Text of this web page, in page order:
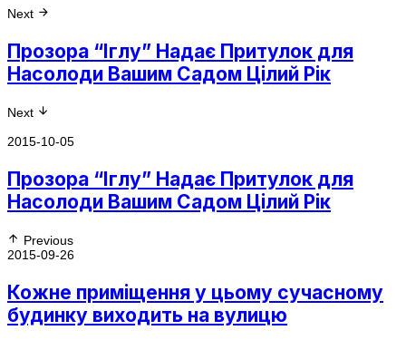
Next
Прозора “Іглу” Надає Притулок для
Насолоди Вашим Садом Цілий Рік
Next
2015-10-05
Прозора “Іглу” Надає Притулок для
Насолоди Вашим Садом Цілий Рік
Previous
2015-09-26
Кожне приміщення у цьому сучасному
будинку виходить на вулицю